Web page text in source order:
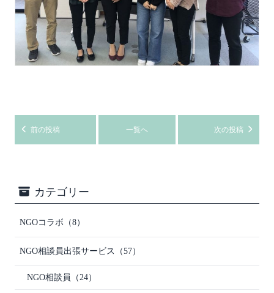
前の投稿 一覧へ 次の投稿
カテゴリー
NGOコラボ （8）
NGO相談員出張サービス （57）
NGO相談員 （24）